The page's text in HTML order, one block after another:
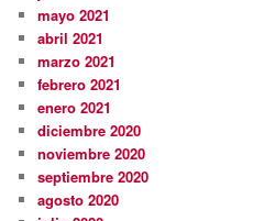
mayo 2021
abril 2021
marzo 2021
febrero 2021
enero 2021
diciembre 2020
noviembre 2020
septiembre 2020
agosto 2020